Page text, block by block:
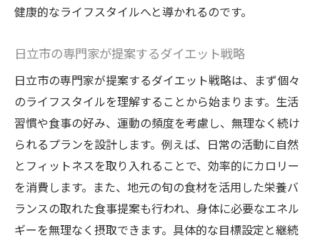
健康的なライフスタイルへと導かれるのです。
日立市の専門家が提案するダイエット戦略
日立市の専門家が提案するダイエット戦略は、まず個々
のライフスタイルを理解することから始まります。生活
習慣や食事の好み、運動の頻度を考慮し、無理なく続け
られるプランを設計します。例えば、日常の活動に自然
とフィットネスを取り入れることで、効率的にカロリー
を消費します。また、地元の旬の食材を活用した栄養バ
ランスの取れた食事提案も行われ、身体に必要なエネル
ギーを無理なく摂取できます。具体的な目標設定と継続